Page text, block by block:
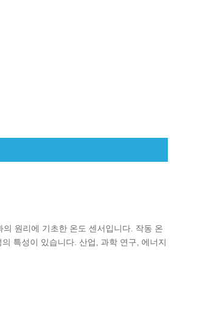
원리에 기초한 온도 센서입니다. 작동 온
특성이 있습니다. 산업, 과학 연구, 에너지